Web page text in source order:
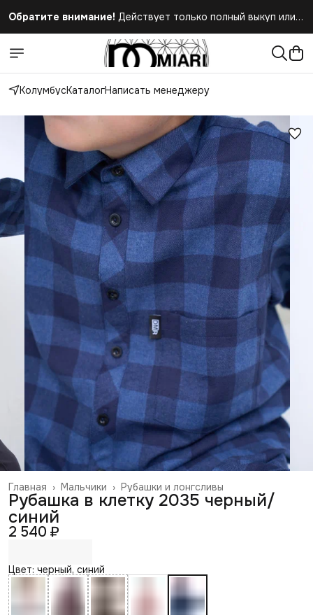
Обратите внимание! Действует только полный выкуп или
КолумбусКаталогНаписать менеджеру
Рубашки и лонгсливы
Мальчики ›
Главная ›
Рубашка в клетку 2035 черный/
синий
2 540 ₽
Цвет: черный, синий